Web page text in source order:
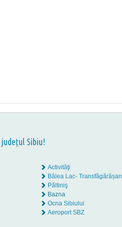
Sibiu!
Activităţi
Bâlea Lac- Transfăgărășan
Păltiniş
Bazna
Ocna Sibiului
Aeroport SBZ